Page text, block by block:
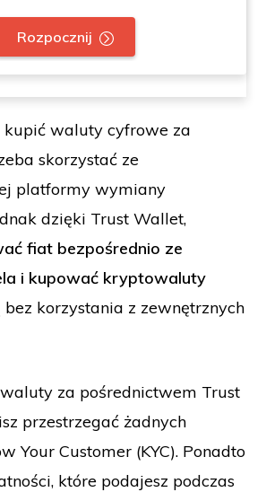
Rozpocznij
kupić waluty cyfrowe za
skorzystać ze
platformy wymiany
dzięki Trust Wallet,
fiat bezpośrednio ze
i kupować kryptowaluty
korzystania z zewnętrznych
za pośrednictwem Trust
przestrzegać żadnych
Your Customer (KYC). Ponadto
które podajesz podczas